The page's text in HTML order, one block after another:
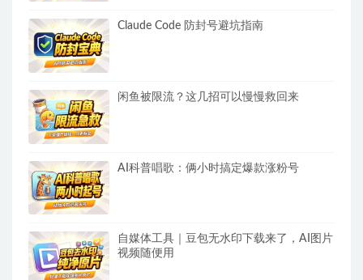
Claude Code 防封号避坑指南
闲鱼被限流？这几招可以慢慢救回来
AI科普唱歌：俩小时搞定爆款涨粉号
自媒体工具｜豆包无水印下载来了，AI图片
视频随便用